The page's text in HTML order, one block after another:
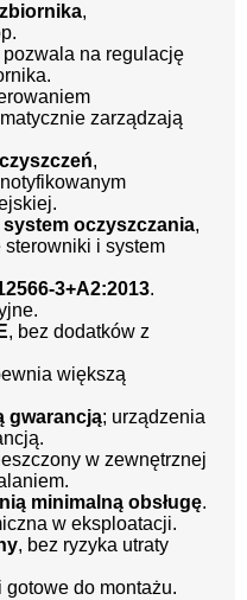
,
pozwala na regulację
zarządzają
,
oczyszczania,
i system
3+A2:2013.
, bez dodatków z
większą
gwarancją; urządzenia
w zewnętrznej
minimalną obsługę.
w eksploatacji.
, bez ryzyka utraty
do montażu.